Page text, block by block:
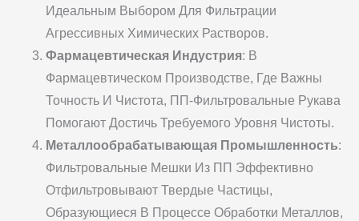
Идеальным Выбором Для Фильтрации
Агрессивных Химических Растворов.
Фармацевтическая Индустрия: В
Фармацевтическом Производстве, Где Важны
Точность И Чистота, ПП-Фильтровальные Рукава
Помогают Достичь Требуемого Уровня Чистоты.
Металлообрабатывающая Промышленность:
Фильтровальные Мешки Из ПП Эффективно
Отфильтровывают Твердые Частицы,
Образующиеся В Процессе Обработки Металлов,